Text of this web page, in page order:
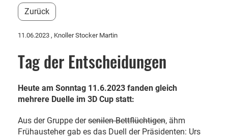
Zurück
11.06.2023 , Knoller Stocker Martin
Tag der Entscheidungen
Heute am Sonntag 11.6.2023 fanden gleich
mehrere Duelle im 3D Cup statt:
Aus der Gruppe dersenilen Bettflüchtigen, ähm
Frühausteher gab es das Duell der Präsidenten: Urs